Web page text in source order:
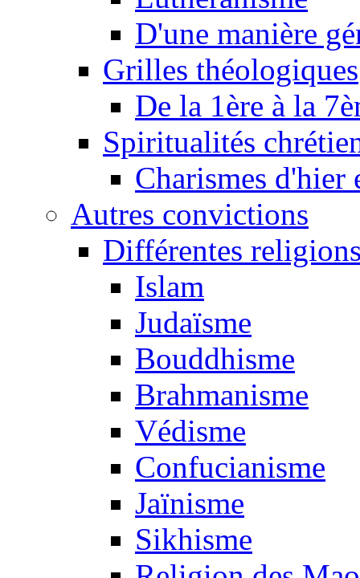
D'une manière
Grilles théologiques
De la 1ère à la
Spiritualités
Charismes
Autres convictions
Différentes
Islam
Judaïsme
Bouddhisme
Brahmanisme
Védisme
Confucianisme
Jaïnisme
Sikhisme